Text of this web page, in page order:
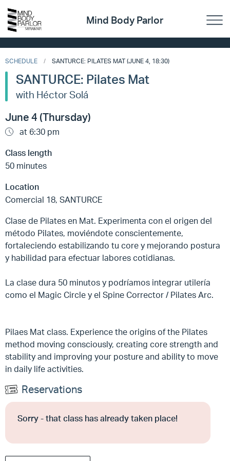
Mind Body Parlor
SCHEDULE SANTURCE: PILATES MAT (JUNE 4, 18:30)
SANTURCE: Pilates Mat
with Héctor Solá
June 4 (Thursday)
at 6:30 pm
Class length
50 minutes
Location
Comercial 18, SANTURCE
Clase de Pilates en Mat. Experimenta con el origen del
método Pilates, moviéndote conscientemente,
fortaleciendo estabilizando tu core y mejorando postura
y habilidad para efectuar labores cotidianas.
La clase dura 50 minutos y podríamos integrar utilería
como el Magic Circle y el Spine Corrector / Pilates Arc.
Pilaes Mat class. Experience the origins of the Pilates
method moving consciously, creating core strength and
stability and improving your posture and ability to move
in daily life activities.
Reservations
Sorry - that class has already taken place!